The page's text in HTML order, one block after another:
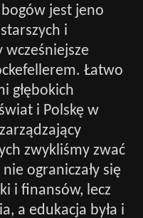
jest jeno
i
wcześniejsze
Łatwo
głębokich
i Polskę w
zwykliśmy zwać
ograniczały się
i finansów, lecz
a edukacja była i